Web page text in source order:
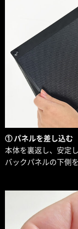
① パネルを差し込む
本体を裏返し、安定
バックパネルの下側